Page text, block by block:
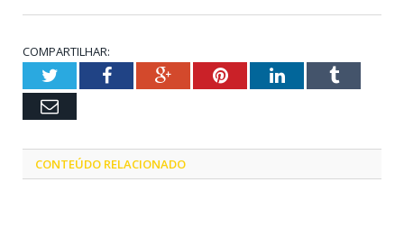
COMPARTILHAR:
TwitterFacebookGoogle+PinterestLinkedInTumblr
Email
CONTEÚDO RELACIONADO